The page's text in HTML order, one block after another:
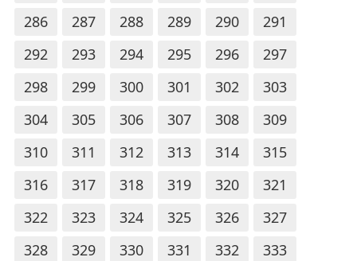
286
287 288 289 290
291
292
293 294 295 296
297
298
299 300 301 302
303
304
305 306 307 308
309
310
311 312 313 314
315
316
317 318 319 320
321
322
323 324 325 326
327
328
329 330 331 332
333